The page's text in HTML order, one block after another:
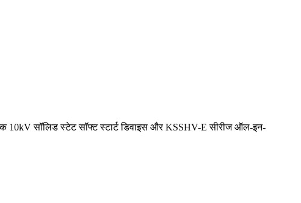
10kV सॉलिड स्टेट सॉफ्ट स्टार्ट डिवाइस और KSSHV-E सीरीज ऑल-इन-